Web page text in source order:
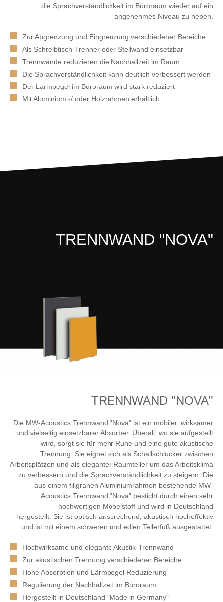
die Sprachverständlichkeit im Büroraum wieder auf ein
angenehmes Niveau zu heben.
Zur Abgrenzung und Eingrenzung verschiedener Bereiche
Als Schreibtisch-Trenner oder Stellwand einsetzbar
Trennwände reduzieren die Nachhallzeit im Raum
Die Sprachverständlichkeit kann deutlich verbessert werden
Der Lärmpegel im Büroraum wird stark reduziert
Mit Aluminium -/ oder Holzrahmen erhältlich
TRENNWAND "NOVA"
TRENNWAND "NOVA"
Die MW-Acoustics Trennwand "Nova" ist ein mobiler, wirksamer
und vielseitig einsetzbarer Absorber. Überall, wo sie aufgestellt
wird, sorgt sie für mehr Ruhe und eine gute akustische
Trennung. Sie eignet sich als Schallschlucker zwischen
Arbeitsplätzen und als eleganter Raumteiler um das Arbeitsklima
zu verbessern und die Sprachverständlichkeit zu steigern. Die
aus einem filigranen Aluminiumrahmen bestehende MW-
Acoustics Trennwand "Nova" besticht durch einen sehr
hochwertigen Möbelstoff und wird in Deutschland
hergestellt. Sie ist optisch ansprechend, akustisch hocheffektiv
und ist mit einem schweren und edlen Tellerfuß ausgestattet.
Hochwirksame und elegante Akustik-Trennwand
Zur akustischen Trennung verschiedener Bereiche
Hohe Absorption und Lärmpegel Reduzierung
Regulierung der Nachhallzeit im Büroraum
Hergestellt in Deutschland "Made in Germany"